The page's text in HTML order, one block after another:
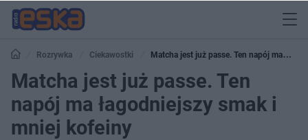
Rozrywka Ciekawostki
Matcha jest już passe. Ten napój ma
łagodniejszy smak i mniej kofeiny
Matcha jest już passe. Ten
napój ma łagodniejszy smak i
mniej kofeiny